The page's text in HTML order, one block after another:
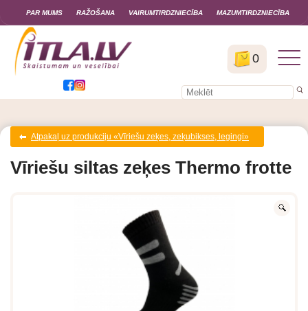
0
PAR MUMS RAŽOŠANA VAIRUMTIRDZNIECĪBA MAZUMTIRDZNIECĪBA
Atpakaļ uz produkciju «Vīriešu zeķes, zeķubikses, legingi»
Vīriešu siltas zeķes Thermo frotte